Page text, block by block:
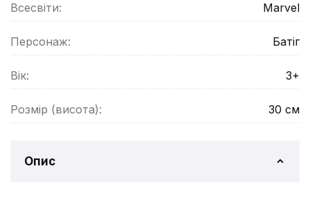
Всесвіти: Marvel
Персонаж: Батіг
Вік: 3+
Розмір (висота): 30 см
Опис